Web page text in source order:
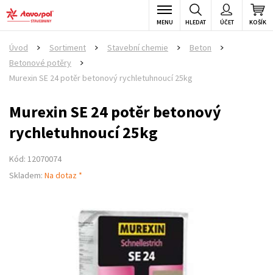
KOŠÍK
ÚČET
HLEDAT
MENU
Úvod Sortiment Stavební chemie Beton
Betonové potěry
Murexin SE 24 potěr betonový rychletuhnoucí 25kg
Murexin SE 24 potěr betonový
rychletuhnoucí 25kg
Kód: 12070074
Skladem: Na dotaz *